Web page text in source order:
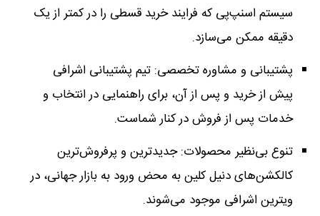
سیستم اسنپ‌پی که فرایند خرید قسطی را در کمتر از یک
دقیقه ممکن می‌سازد.
پشتیبانی و مشاوره تخصصی: تیم پشتیبانی اشرافی
پیش از خرید و پس از آن، برای راهنمایی در انتخاب و
خدمات پس از فروش در کنار شماست.
تنوع بی‌نظیر محصولات: جدیدترین و پرفروش‌ترین
کالکشن‌های دنیل کلین به محض ورود به بازار جهانی، در
ویترین اشرافی موجود می‌شوند.